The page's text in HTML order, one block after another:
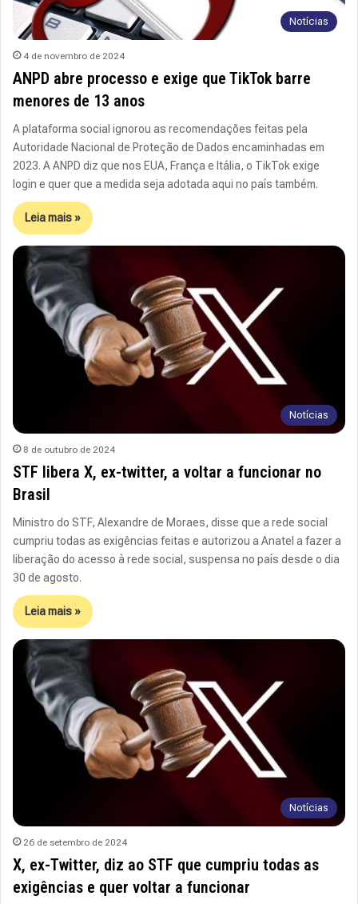
Notícias
4 de novembro de 2024
ANPD abre processo e exige que TikTok barre
menores de 13 anos
A plataforma social ignorou as recomendações feitas pela
Autoridade Nacional de Proteção de Dados encaminhadas em
2023. A ANPD diz que nos EUA, França e Itália, o TikTok exige
login e quer que a medida seja adotada aqui no país também.
Leia mais »
Notícias
8 de outubro de 2024
STF libera X, ex-twitter, a voltar a funcionar no
Brasil
Ministro do STF, Alexandre de Moraes, disse que a rede social
cumpriu todas as exigências feitas e autorizou a Anatel a fazer a
liberação do acesso à rede social, suspensa no país desde o dia
30 de agosto.
Leia mais »
Notícias
26 de setembro de 2024
X, ex-Twitter, diz ao STF que cumpriu todas as
exigências e quer voltar a funcionar